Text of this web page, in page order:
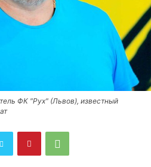
ФК "Рух" (Львов), известный